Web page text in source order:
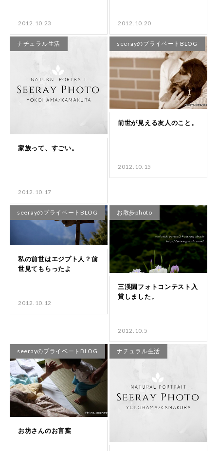
2012.10.23 2012.10.20
ナチュラル生活
2012.10.17
seerayのプライベートBLOG
2012.10.15
seerayのプライベートBLOG
2012.10.12
お散歩photo
2012.10.5
seerayのプライベートBLOG ナチュラル生活